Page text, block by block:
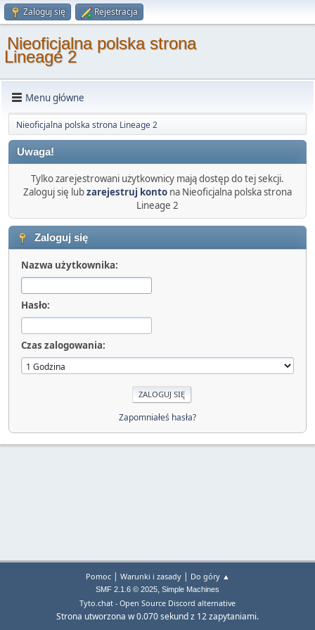
Zaloguj się Rejestracja
Nieoficjalna polska strona
Lineage 2
Menu główne
Nieoficjalna polska strona Lineage 2
Uwaga!
Tylko zarejestrowani użytkownicy mają dostęp do tej sekcji.
Zaloguj się lubzarejestruj konto na Nieoficjalna polska strona
Lineage 2
Zaloguj się
Nazwa użytkownika:
Hasło:
Czas zalogowania:
Zapomniałeś hasła?
Pomoc| Warunki i zasady| Do góry ▲
SMF 2.1.6 © 2025, Simple Machines
Tyto.chat - Open Source Discord alternative
Strona utworzona w 0.070 sekund z 12 zapytaniami.